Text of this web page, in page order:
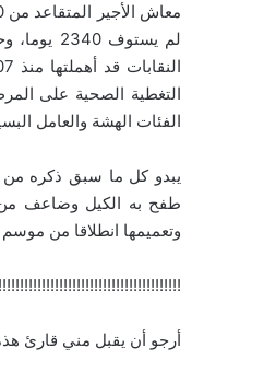
لم
الفئات الهشة والعامل
يبدو كل ما سبق ذكره من
وتعميمها انطلاقا من موسم 2014-2015 !
أرجو أن يقبل مني قارئ